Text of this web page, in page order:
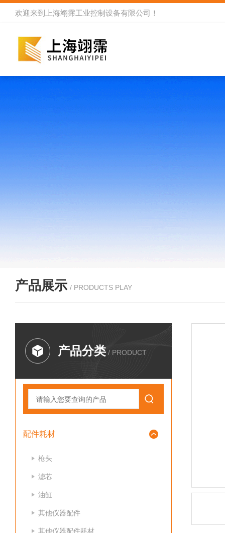
欢迎来到 上海翊霈工业控制设备有限公司 ！
产品展示 / PRODUCTS PLAY
产品分类 / PRODUCT
配件耗材
枪头
滤芯
油缸
其他仪器配件
其他仪器配件耗材